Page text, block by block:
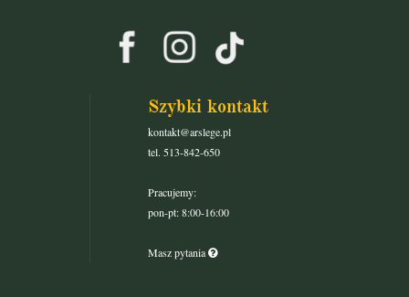
Szybki kontakt
kontakt@arslege.pl
tel. 513-842-650
Pracujemy:
pon-pt: 8:00-16:00
Masz pytania